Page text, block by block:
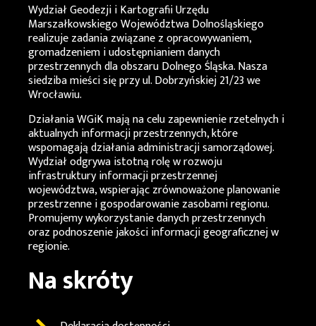
Wydział Geodezji i Kartografii Urzędu
Marszałkowskiego Województwa Dolnośląskiego
realizuje zadania związane z opracowywaniem,
gromadzeniem i udostępnianiem danych
przestrzennych dla obszaru Dolnego Śląska. Nasza
siedziba mieści się przy ul. Dobrzyńskiej 21/23 we
Wrocławiu.
DziałaniaWGiKmają na celu zapewnienie rzetelnych i
aktualnych informacji przestrzennych, które
wspomagają działania administracji samorządowej.
Wydział odgrywa istotną rolę w rozwoju
infrastruktury informacji przestrzennej
województwa, wspierając zrównoważone planowanie
przestrzenne i gospodarowanie zasobami regionu.
Promujemy wykorzystanie danych przestrzennych
oraz podnoszenie jakości informacji geograficznej w
regionie.
Na skróty